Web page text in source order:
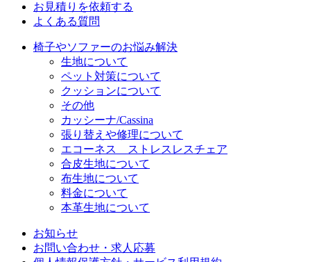
お見積りを依頼する
よくある質問
椅子やソファーのお悩み解決
生地について
ペット対策について
クッションについて
その他
カッシーナ/Cassina
張り替えや修理について
エコーネス ストレスレスチェア
合皮生地について
布生地について
料金について
本革生地について
お知らせ
お問い合わせ・求人応募